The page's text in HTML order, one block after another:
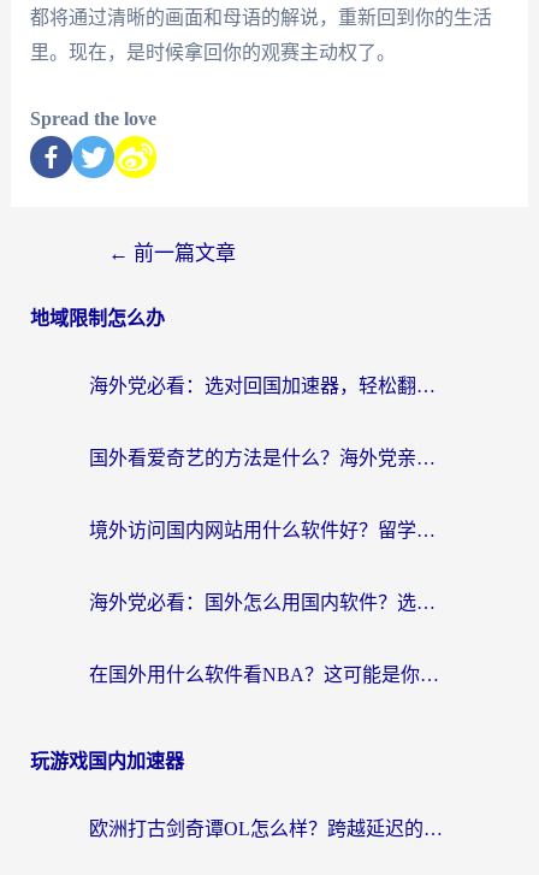
都将通过清晰的画面和母语的解说，重新回到你的生活
里。现在，是时候拿回你的观赛主动权了。
Spread the love
← 前一篇文章
地域限制怎么办
海外党必看：选对回国加速器，轻松翻墙到国内看剧+解决12123访问难题
国外看爱奇艺的方法是什么？海外党亲测有效的追剧加速指南
境外访问国内网站用什么软件好？留学生亲测：这款加速器让我无缝刷B站、看爱奇艺
海外党必看：国外怎么用国内软件？选对加速器才是关键
在国外用什么软件看NBA？这可能是你最需要的答案
玩游戏国内加速器
欧洲打古剑奇谭OL怎么样？跨越延迟的江湖梦